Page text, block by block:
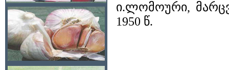
ი.ლომოური,
1950 წ.